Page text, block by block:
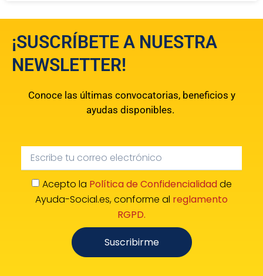
¡SUSCRÍBETE A NUESTRA
NEWSLETTER!
Conoce las últimas convocatorias, beneficios y
ayudas disponibles.
Acepto la Política de Confidencialidadde
Ayuda-Social.es, conforme al reglamento
RGPD.
Suscribirme